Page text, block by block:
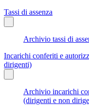
Tassi di assenza
Archivio tassi di
Incarichi conferiti e
dirigenti)
Archivio incarichi
(dirigenti e non